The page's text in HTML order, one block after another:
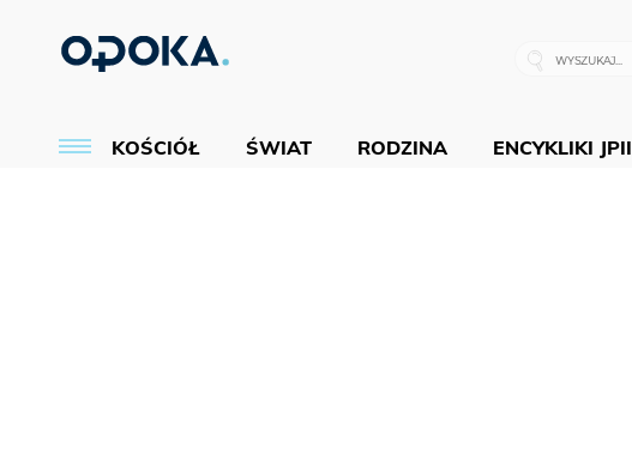
KOŚCIÓŁ ŚWIAT RODZINA ENCYKLIKI JPII